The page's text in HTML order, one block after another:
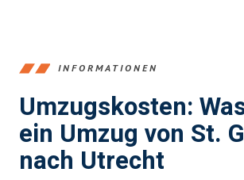
INFORMATIONEN
Umzugskosten:
ein Umzug von St.
nach Utrecht